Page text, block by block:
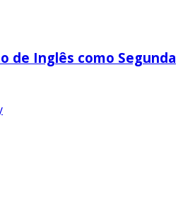
de Inglês como Segunda